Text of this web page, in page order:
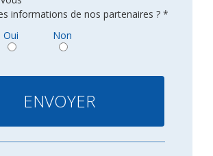
informations de nos partenaires ? *
Oui
Non